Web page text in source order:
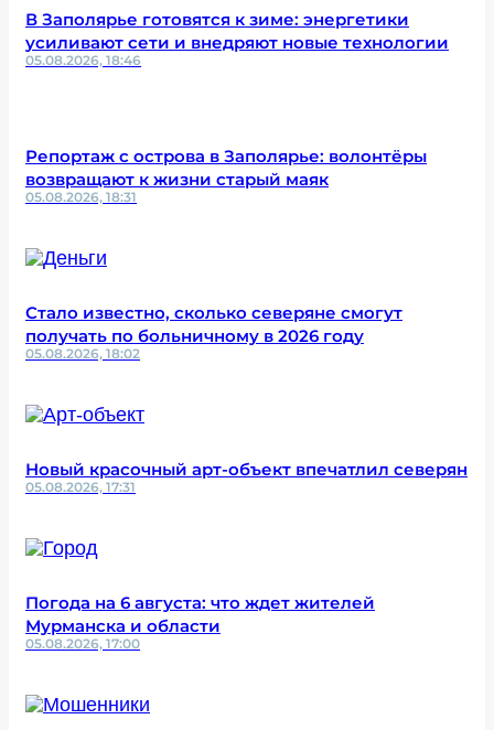
В Заполярье готовятся к зиме: энергетики
усиливают сети и внедряют новые технологии
05.08.2026, 18:46
Репортаж с острова в Заполярье: волонтёры
возвращают к жизни старый маяк
05.08.2026, 18:31
Стало известно, сколько северяне смогут
получать по больничному в 2026 году
05.08.2026, 18:02
Новый красочный арт-объект впечатлил северян
05.08.2026, 17:31
Погода на 6 августа: что ждет жителей
Мурманска и области
05.08.2026, 17:00